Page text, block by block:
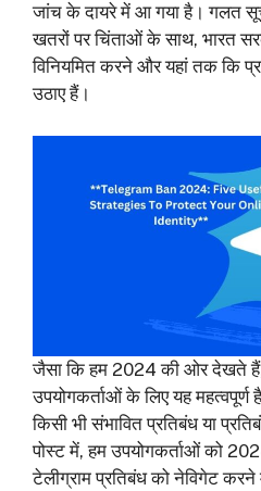
जांच के दायरे में आ गया है। गलत
खतरों पर चिंताओं के साथ, भारत
विनियमित करने और यहां तक कि
उठाए हैं।
जैसा कि हम 2024 की ओर देखते हैं,
उपयोगकर्ताओं के लिए यह
किसी भी संभावित प्रतिबंध या
पोस्ट में, हम उपयोगकर्ताओं को
टेलीग्राम प्रतिबंध को नेविगेट